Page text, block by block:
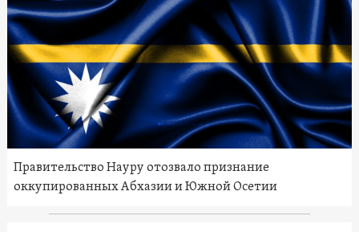
Правительство Науру отозвало признание
оккупированных Абхазии и Южной Осетии